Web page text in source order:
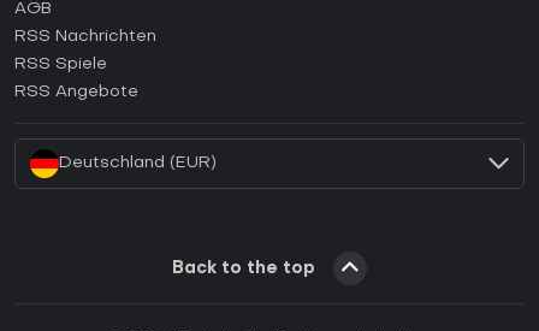
Wie aktiviert man einen GOG CD Key?
Wie aktiviert man einen Ubisoft Connect CD Key?
Wie aktiviert man einen EA App CD Key?
AGB
RSS Nachrichten
RSS Spiele
RSS Angebote
Deutschland (EUR)
Back to the top